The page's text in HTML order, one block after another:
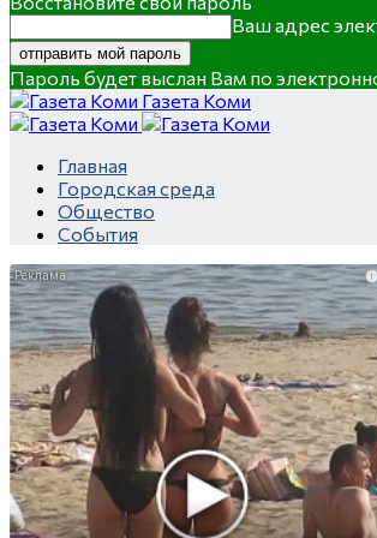
Ваш адрес
Пароль будет выслан Вам по
Газета Коми
Главная
Городская среда
Общество
События
i